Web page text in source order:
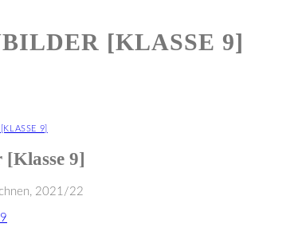
[KLASSE 9]
9]
9]
2021/22